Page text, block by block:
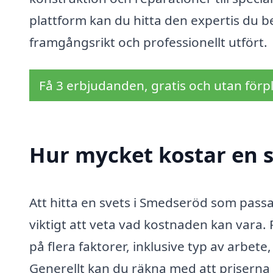
plattform kan du hitta den expertis du
framgångsrikt och professionellt utfört.
Få 3 erbjudanden, gratis och utan
Hur mycket kostar en
Att hitta en svets i Smedseröd som
viktigt att veta vad kostnaden kan
på flera faktorer, inklusive typ av
Generellt kan du räkna med att